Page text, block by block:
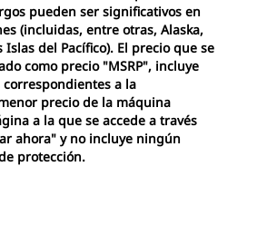
pueden ser significativos en
(incluidas, entre otras, Alaska,
Islas del Pacífico). El precio que se
como precio "MSRP", incluye
a la
precio de la máquina
a la que se accede a través
ahora" y no incluye ningún
protección.